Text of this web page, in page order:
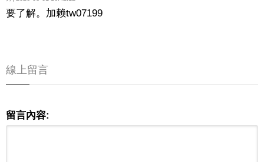
要了解。加赖tw07199
線上留言
留言內容: